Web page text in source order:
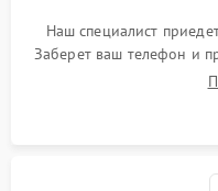
Наш специалист
Заберет ваш телефон и